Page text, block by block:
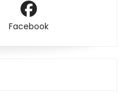
Facebook